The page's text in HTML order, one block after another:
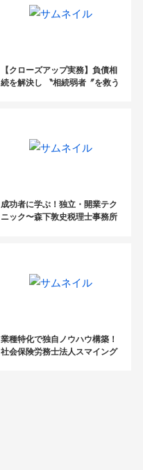
【クローズアップ実務】負債相
続を解決し 〝相続弱者〞を救う
成功者に学ぶ！独立・開業テク
ニック〜森下敦史税理士事務所
業種特化で独自ノウハウ構築！
社会保険労務士法人スマイング